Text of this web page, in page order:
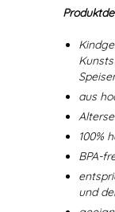
aus
100%
BPA-
und